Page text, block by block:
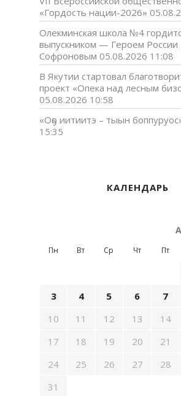
«Гордость нации-2026»
Олекминская школа №4
выпускником — Героем России
Софроновым 05.08.2026 11:08
В Якутии стартовал
проект «Опека над лесным
05.08.2026 10:58
«Оҕо иитиитэ – тыын
15:35
КАЛЕНДАРЬ
Пн Вт Ср Чт Пт
3
4 5 6 7
10
11 12 13 14
17
18 19 20 21
24
25 26 27 28
31